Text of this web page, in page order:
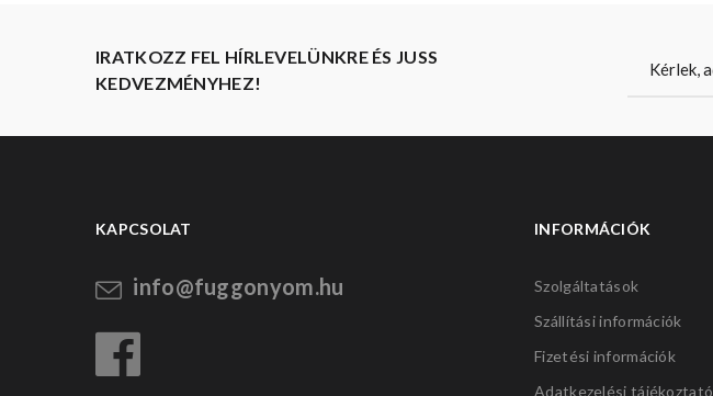
IRATKOZZ FEL HÍRLEVELÜNKRE ÉS JUSS
KEDVEZMÉNYHEZ!
KAPCSOLAT
info@fuggonyom.hu
INFORMÁCIÓK
Szolgáltatások
Szállítási információk
Fizetési információk
Adatkezelési tájékoztató